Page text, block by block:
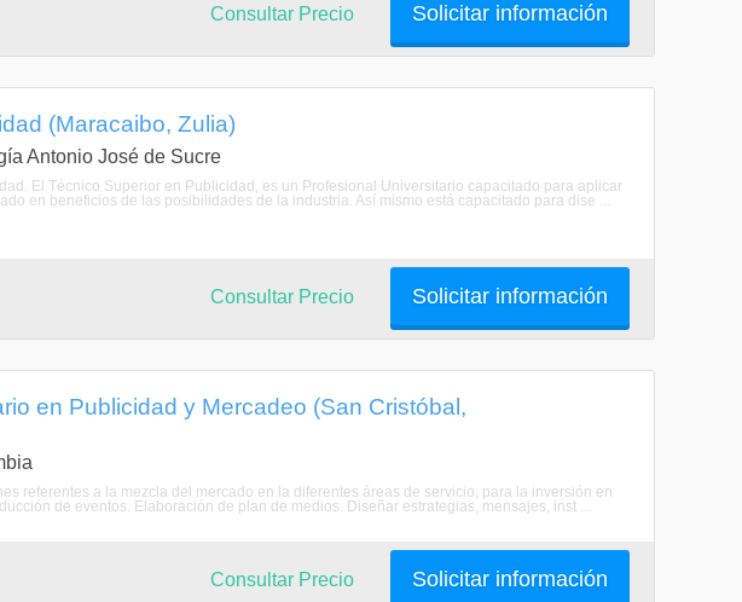
Solicitar información
Consultar Precio
(Maracaibo, Zulia)
Antonio José de Sucre
El Técnico Superior en Publicidad, es un Profesional Universitario capacitado para aplicar
en beneficios de las posibilidades de la industria. Así mismo está capacitado para dise ...
Solicitar información
Consultar Precio
en Publicidad y Mercadeo (San Cristóbal,
referentes a la mezcla del mercado en la diferentes áreas de servicio, para la inversión en
de eventos. Elaboración de plan de medios. Diseñar estrategias, mensajes, inst ...
Solicitar información
Consultar Precio